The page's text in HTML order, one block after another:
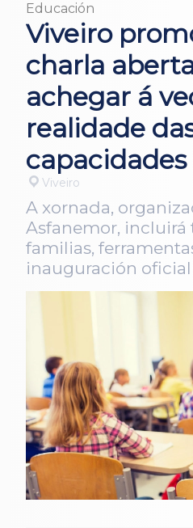
Educación
Viveiro
charla
achegar á
realidade
capacidades
Viveiro
A xornada,
Asfanemor, incluirá
familias,
inauguración